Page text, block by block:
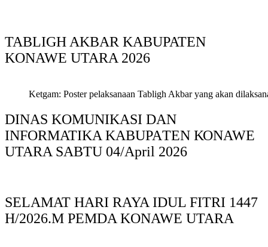
TABLIGH AKBAR KABUPATEN
KONAWE UTARA 2026
Ketgam: Poster pelaksanaan Tabligh Akbar yang akan
DINAS KOMUNIKASI DAN
INFORMATIKA KABUPAΤΕΝ ΚΟNAWE
UTARA SABTU 04/April 2026
SELAMAT HARI RAYA IDUL FITRI 1447
H/2026.M PEMDA KONAWE UTARA